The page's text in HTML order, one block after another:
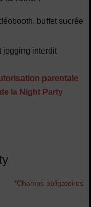
buffet sucrée
jogging interdit
parentale
la Night Party
*Champs obligatoires